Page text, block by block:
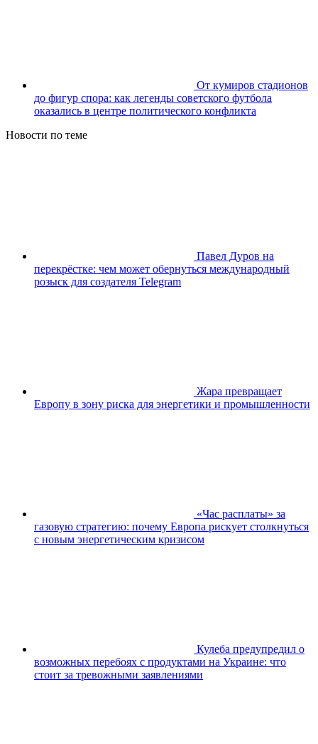
От кумиров стадионов
до фигур спора: как легенды советского футбола
оказались в центре политического конфликта
Новости по теме
Павел Дуров на
перекрёстке: чем может обернуться международный
розыск для создателя Telegram
Жара превращает
Европу в зону риска для энергетики и промышленности
«Час расплаты» за
газовую стратегию: почему Европа рискует столкнуться
с новым энергетическим кризисом
Кулеба предупредил о
возможных перебоях с продуктами на Украине: что
стоит за тревожными заявлениями